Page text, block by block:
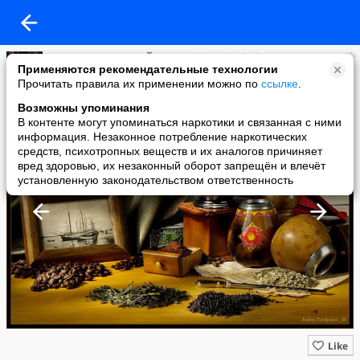
Применяются рекомендательные технологии
Прочитать правила их применении можно по ссылке
Возможны упоминания
В контенте могут упоминаться наркотики и связанная с ними
информация. Незаконное потребление наркотических
средств, психотропных веществ и их аналогов причиняет
вред здоровью, их незаконный оборот запрещён и влечёт
установленную законодательством ответственность
Виртуальная КОФЕЙНЯ @ Koffee- Tête-à-tête
added a photo
28 Nov в 05:49
Like